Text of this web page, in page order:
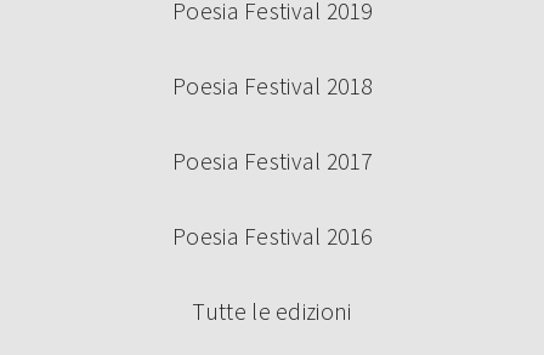
Poesia Festival 2019
Poesia Festival 2018
Poesia Festival 2017
Poesia Festival 2016
Tutte le edizioni